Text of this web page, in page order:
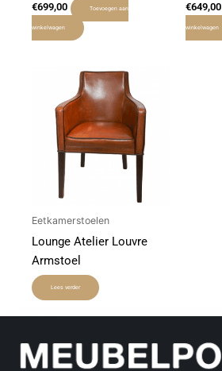
€699,00 Toevoegen aan
winkelwagen
€649,00
winkelwagen
Eetkamerstoelen
Lounge Atelier Louvre
Armstoel
Lees verder